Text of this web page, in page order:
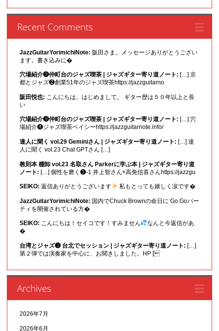
Recent Comments
JazzGuitarYorimichiNote: 阪田さま。メッセージありがとうござい
ます。書き込みに�
穴場紹介❾仲町台のジャズ喫茶 | ジャズギター寄り道ノート: […] 京
都とジャズ❷創業51年のジャズ喫茶https://jazzguitarno
阪田悦也: こんにちは。はじめまして。 ギター歴は５０年以上と長
い
穴場紹介❾仲町台のジャズ喫茶 | ジャズギター寄り道ノート: […] 穴
場紹介❹ジャズ喫茶ベイシーhttps://jazzguitarnote.info/
達人に聞く vol.29 Geminiさん | ジャズギター寄り道ノート: […] 達
人に聞く vol.23 Chat GPTさん […]
教則本 棚卸 vol.23 名取さん Parkerに学ぶ本 | ジャズギター寄り道
ノート: […] 個性を磨く❶-1 井上智さん×高免信喜さんhttps://jazzgu
SEIKO: 返信ありがとうございます 私もとっても嬉しく涙です�
JazzGuitarYorimichiNote: 国内でChuck Brownの命日に Go Goパー
ティを開催されている方�
SEIKO: こんにちは！セイコです！すみません
なんと今返信があ
�
台湾とジャズ❸ 台北でセッション | ジャズギター寄り道ノート: […]
第２弾では演奏家を中心に、お聞きしました。HP [
Archives
2026年7月
2026年6月